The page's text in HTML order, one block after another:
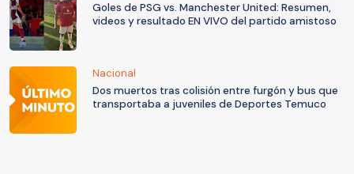
Goles de PSG vs. Manchester United: Resumen,
videos y resultado EN VIVO del partido amistoso
Nacional
Dos muertos tras colisión entre furgón y bus que
transportaba a juveniles de Deportes Temuco